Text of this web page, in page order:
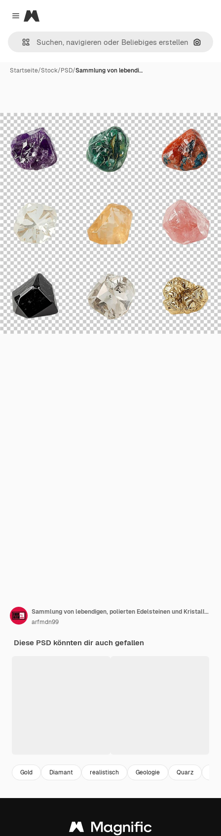
Close menu
Magnific
Nach
Startseite/Stock/PSD/Sammlung von lebendi…
Sammlung von lebendigen, polierten Edelsteinen und Kristallen
arfmdn99
Diese PSD könnten dir auch gefallen
Gold Diamant realistisch Geologie Quarz